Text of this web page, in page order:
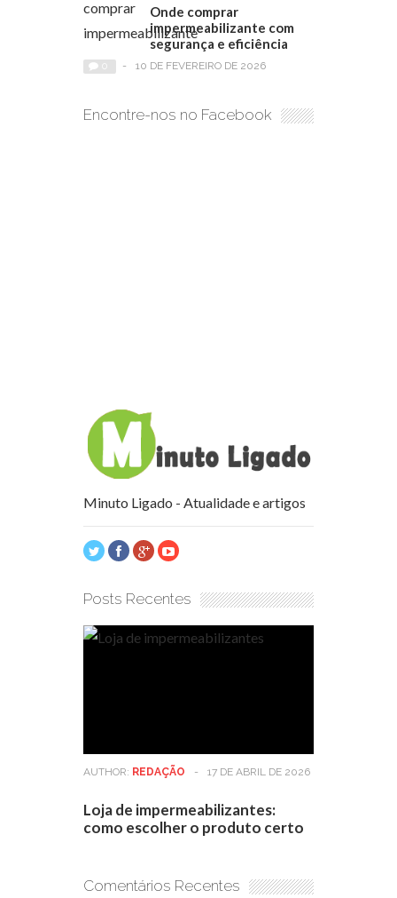
Onde comprar
impermeabilizante com
segurança e eficiência
- 10 DE FEVEREIRO DE 2026
Encontre-nos no Facebook
Minuto Ligado - Atualidade e artigos
Posts Recentes
AUTHOR: REDAÇÃO - 17 DE ABRIL DE 2026
Loja de impermeabilizantes:
como escolher o produto certo
Comentários Recentes